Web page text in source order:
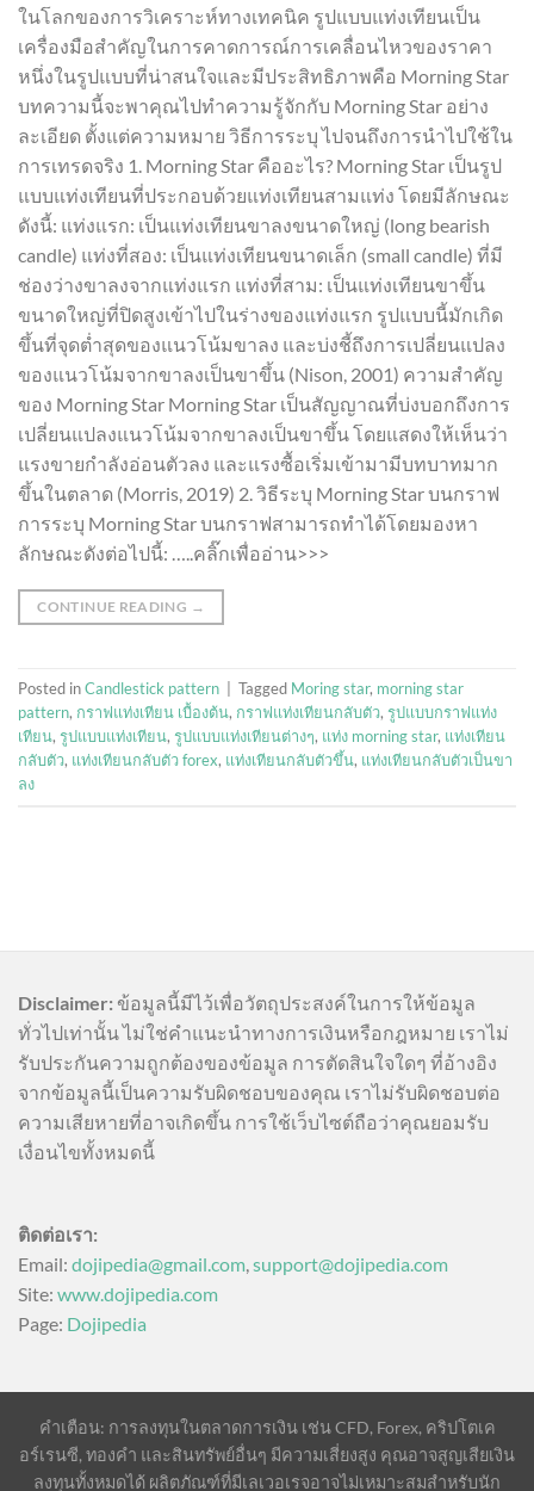
ในโลกของการวิเคราะห์ทางเทคนิค รูปแบบแท่งเทียนเป็น
เครื่องมือสำคัญในการคาดการณ์การเคลื่อนไหวของราคา
หนึ่งในรูปแบบที่น่าสนใจและมีประสิทธิภาพคือ Morning Star
บทความนี้จะพาคุณไปทำความรู้จักกับ Morning Star อย่าง
ละเอียด ตั้งแต่ความหมาย วิธีการระบุ ไปจนถึงการนำไปใช้ใน
การเทรดจริง 1. Morning Star คืออะไร? Morning Star เป็นรูป
แบบแท่งเทียนที่ประกอบด้วยแท่งเทียนสามแท่ง โดยมีลักษณะ
ดังนี้: แท่งแรก: เป็นแท่งเทียนขาลงขนาดใหญ่ (long bearish
candle) แท่งที่สอง: เป็นแท่งเทียนขนาดเล็ก (small candle) ที่มี
ช่องว่างขาลงจากแท่งแรก แท่งที่สาม: เป็นแท่งเทียนขาขึ้น
ขนาดใหญ่ที่ปิดสูงเข้าไปในร่างของแท่งแรก รูปแบบนี้มักเกิด
ขึ้นที่จุดต่ำสุดของแนวโน้มขาลง และบ่งชี้ถึงการเปลี่ยนแปลง
ของแนวโน้มจากขาลงเป็นขาขึ้น (Nison, 2001) ความสำคัญ
ของ Morning Star Morning Star เป็นสัญญาณที่บ่งบอกถึงการ
เปลี่ยนแปลงแนวโน้มจากขาลงเป็นขาขึ้น โดยแสดงให้เห็นว่า
แรงขายกำลังอ่อนตัวลง และแรงซื้อเริ่มเข้ามามีบทบาทมาก
ขึ้นในตลาด (Morris, 2019) 2. วิธีระบุ Morning Star บนกราฟ
การระบุ Morning Star บนกราฟสามารถทำได้โดยมองหา
ลักษณะดังต่อไปนี้: …..คลิ๊กเพื่ออ่าน>>>
CONTINUE READING →
Posted inCandlestick pattern Tagged Moring star, morning star
pattern, กราฟแท่งเทียน เบื้องต้น, กราฟแท่งเทียนกลับตัว, รูปแบบกราฟแท่ง
เทียน, รูปแบบแท่งเทียน, รูปแบบแท่งเทียนต่างๆ, แท่ง morning star, แท่งเทียน
กลับตัว, แท่งเทียนกลับตัว forex, แท่งเทียนกลับตัวขึ้น, แท่งเทียนกลับตัวเป็นขา
ลง
Disclaimer: ข้อมูลนี้มีไว้เพื่อวัตถุประสงค์ในการให้ข้อมูล
ทั่วไปเท่านั้น ไม่ใช่คำแนะนำทางการเงินหรือกฎหมาย เราไม่
รับประกันความถูกต้องของข้อมูล การตัดสินใจใดๆ ที่อ้างอิง
จากข้อมูลนี้เป็นความรับผิดชอบของคุณ เราไม่รับผิดชอบต่อ
ความเสียหายที่อาจเกิดขึ้น การใช้เว็บไซต์ถือว่าคุณยอมรับ
เงื่อนไขทั้งหมดนี้
ติดต่อเรา:
Email: dojipedia@gmail.com,support@dojipedia.com
Site: www.dojipedia.com
Page: Dojipedia
คำเตือน: การลงทุนในตลาดการเงิน เช่น CFD, Forex, คริปโตเค
อร์เรนซี, ทองคำ และสินทรัพย์อื่นๆ มีความเสี่ยงสูง คุณอาจสูญเสียเงิน
ลงทุนทั้งหมดได้ ผลิตภัณฑ์ที่มีเลเวอเรจอาจไม่เหมาะสมสำหรับนัก